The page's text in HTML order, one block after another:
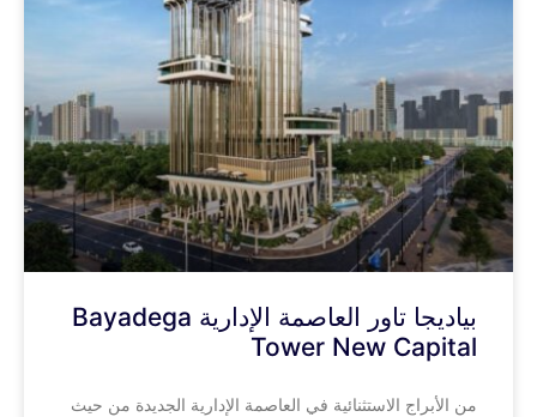
بياديجا تاور العاصمة الإدارية Bayadega
Tower New Capital
من الأبراج الاستثنائية في العاصمة الإدارية الجديدة من حيث